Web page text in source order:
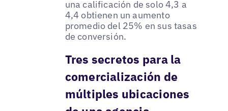
una calificación de solo 4,3 a
4,4 obtienen un aumento
promedio del 25% en sus tasas
de conversión.
Tres secretos para la
comercialización de
múltiples ubicaciones